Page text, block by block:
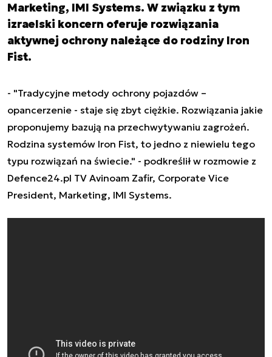
Marketing, IMI Systems. W związku z tym
izraelski koncern oferuje rozwiązania
aktywnej ochrony należące do rodziny Iron
Fist.
- "Tradycyjne metody ochrony pojazdów –
opancerzenie - staje się zbyt ciężkie. Rozwiązania jakie
proponujemy bazują na przechwytywaniu zagrożeń.
Rodzina systemów Iron Fist, to jedno z niewielu tego
typu rozwiązań na świecie." - podkreślił w rozmowie z
Defence24.pl TV Avinoam Zafir, Corporate Vice
President, Marketing, IMI Systems.